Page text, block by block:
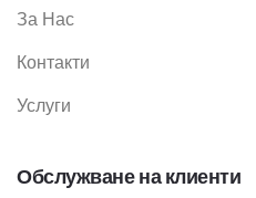
За Нас
Контакти
Услуги
Обслужване на клиенти